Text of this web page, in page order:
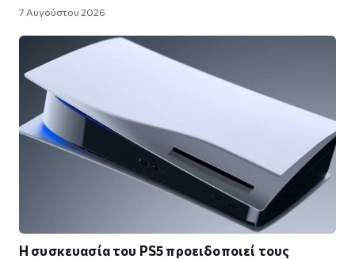
7 Αυγούστου 2026
Η συσκευασία του PS5 προειδοποιεί τους